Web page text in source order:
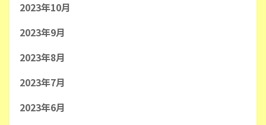
2023年10月
2023年9月
2023年8月
2023年7月
2023年6月